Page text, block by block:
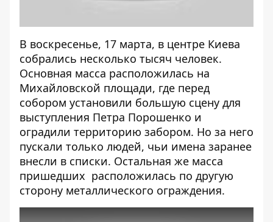
В воскресенье, 17 марта, в центре Киева
собрались несколько тысяч человек.
Основная масса расположилась на
Михайловской площади, где перед
собором установили большую сцену для
выступления Петра Порошенко и
оградили территорию забором. Но за него
пускали только людей, чьи имена заранее
внесли в списки. Остальная же масса
пришедших расположилась по другую
сторону металлического ограждения.